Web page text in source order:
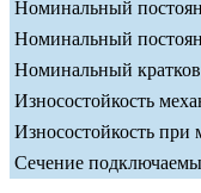
Номинальный
Номинальный
Номинальный
Износостойкость
Износостойкость при
Сечение